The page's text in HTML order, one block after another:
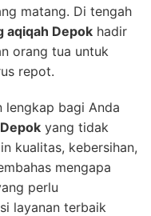
matang. Di tengah
aqiqah Depok hadir
orang tua untuk
repot.
lengkap bagi Anda
yang tidak
kualitas, kebersihan,
mengapa
perlu
layanan terbaik